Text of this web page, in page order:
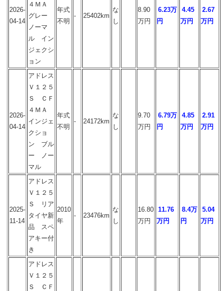
2026-
04-14
４ＭＡ
グレー
ノーマ
ル イン
ジェクシ
ョン
年式
不明
- 25402km
な
し
8.90
万円
6.23万
円
4.45
万円
2.67
万円
2026-
04-14
アドレス
Ｖ１２５
Ｓ ＣＦ
４ＭＡ
インジェ
クショ
ン ブル
ー ノー
マル
年式
不明
- 24172km
な
し
9.70
万円
6.79万
円
4.85
万円
2.91
万円
2025-
11-14
アドレス
Ｖ１２５
Ｓ リア
タイヤ新
品 スペ
アキー付
き
2010
年
- 23476km
な
し
16.80
万円
11.76
万円
8.4万
円
5.04
万円
アドレス
Ｖ１２５
Ｓ ＣＦ